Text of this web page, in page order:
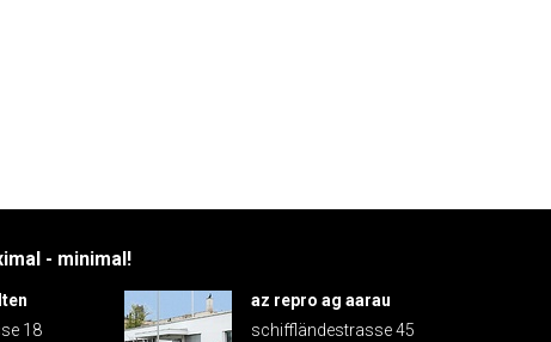
- minimal!
18
az repro ag aarau
schiffländestrasse 45